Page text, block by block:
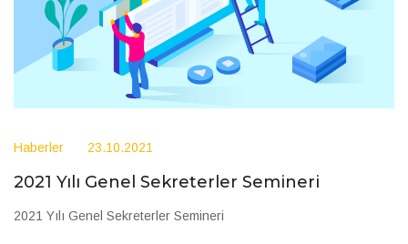
Haberler 23.10.2021
2021 Yılı Genel Sekreterler Semineri
2021 Yılı Genel Sekreterler Semineri